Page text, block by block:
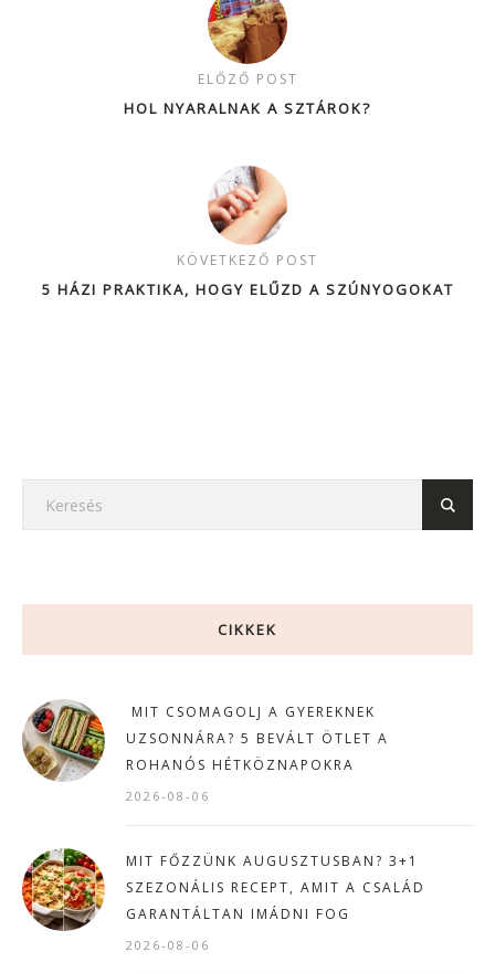
ELŐZŐ POST
HOL NYARALNAK A SZTÁROK?
KÖVETKEZŐ POST
5 HÁZI PRAKTIKA, HOGY ELŰZD A SZÚNYOGOKAT
CIKKEK
MIT CSOMAGOLJ A GYEREKNEK
UZSONNÁRA? 5 BEVÁLT ÖTLET A
ROHANÓS HÉTKÖZNAPOKRA
2026-08-06
MIT FŐZZÜNK AUGUSZTUSBAN? 3+1
SZEZONÁLIS RECEPT, AMIT A CSALÁD
GARANTÁLTAN IMÁDNI FOG
2026-08-06